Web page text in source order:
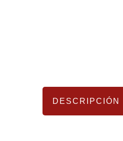
DESCRIPCIÓN